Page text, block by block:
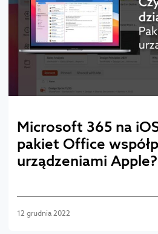
Microsoft 365 na
pakiet Office
urządzeniami Apple?
12 grudnia 2022